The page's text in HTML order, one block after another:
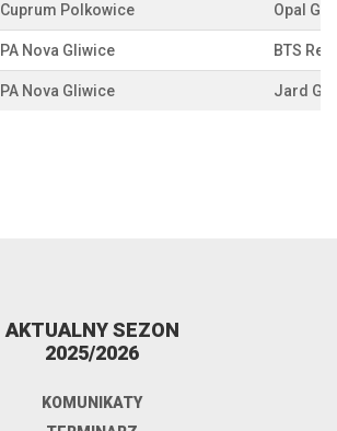
Cuprum Polkowice Opal
PA Nova Gliwice BTS
PA Nova Gliwice Jard
AKTUALNY SEZON
2025/2026
KOMUNIKATY